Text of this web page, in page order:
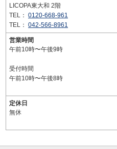
LICOPA東大和 2階
TEL： 0120-668-961
TEL： 042-566-8961
営業時間
午前10時〜午後9時
受付時間
午前10時〜午後8時
定休日
無休